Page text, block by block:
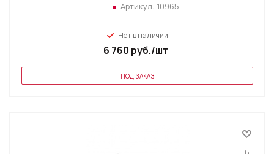
Артикул: 10965
Нет в наличии
6 760 руб./шт
ПОД ЗАКАЗ